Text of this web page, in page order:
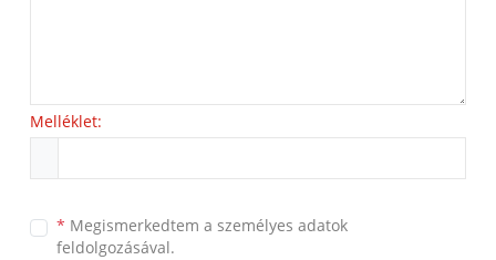
Melléklet:
* Megismerkedtem a személyes adatok
feldolgozásával.